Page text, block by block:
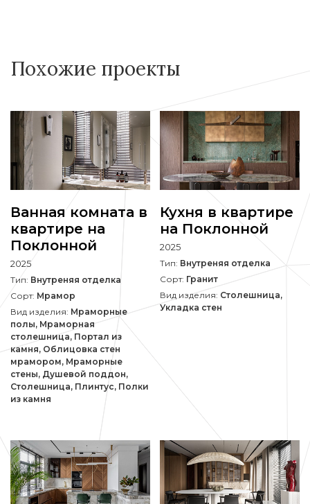
Похожие проекты
Ванная комната в
квартире на
Поклонной
2025
Тип: Внутреняя отделка
Сорт: Мрамор
Вид изделия: Мраморные
полы, Мраморная
столешница, Портал из
камня, Облицовка стен
мрамором, Мраморные
стены, Душевой поддон,
Столешница, Плинтус, Полки
из камня
Кухня в квартире
на Поклонной
2025
Тип: Внутреняя отделка
Сорт: Гранит
Вид изделия: Столешница,
Укладка стен